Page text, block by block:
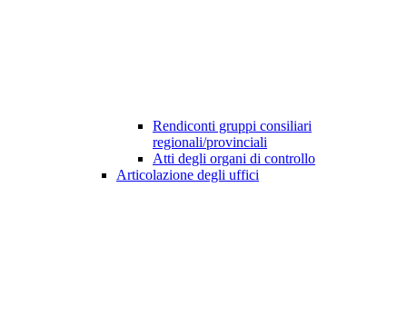
Rendiconti gruppi consiliari
regionali/provinciali
Atti degli organi di controllo
Articolazione degli uffici